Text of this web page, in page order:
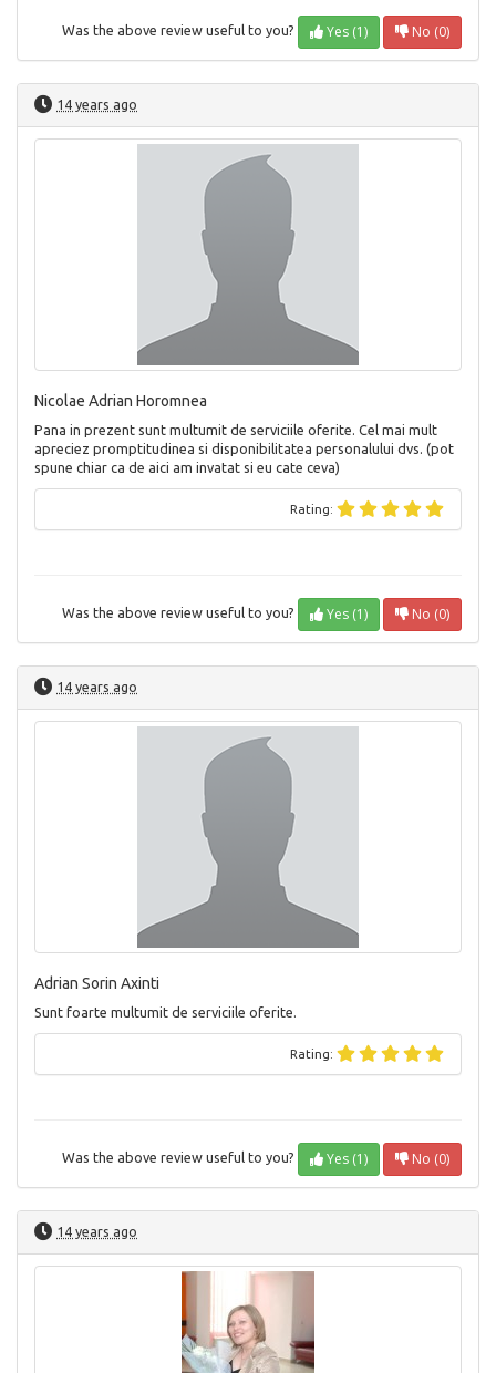
Was the above review useful to you? Yes (1) No (0)
14 years ago
Nicolae Adrian Horomnea
Pana in prezent sunt multumit de serviciile oferite. Cel mai mult
apreciez promptitudinea si disponibilitatea personalului dvs. (pot
spune chiar ca de aici am invatat si eu cate ceva)
Rating:
Was the above review useful to you? Yes (1) No (0)
14 years ago
Adrian Sorin Axinti
Sunt foarte multumit de serviciile oferite.
Rating:
Was the above review useful to you? Yes (1) No (0)
14 years ago